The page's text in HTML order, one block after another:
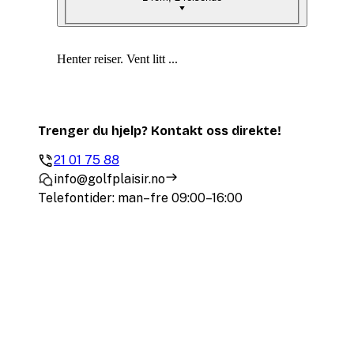
Henter reiser. Vent litt ...
Trenger du hjelp? Kontakt oss direkte!
21 01 75 88
info@golfplaisir.no
Telefontider: man–fre 09:00–16:00